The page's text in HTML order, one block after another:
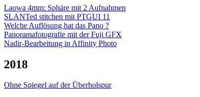
Laowa 4mm: Sphäre mit 2 Aufnahmen
SLANTed stitchen mit PTGUI 11
Welche Auflösung hat das Pano ?
Panoramafotografie mit der Fuji GFX
Nadir-Bearbeitung in Affinity Photo
2018
Ohne Spiegel auf der Überholspur